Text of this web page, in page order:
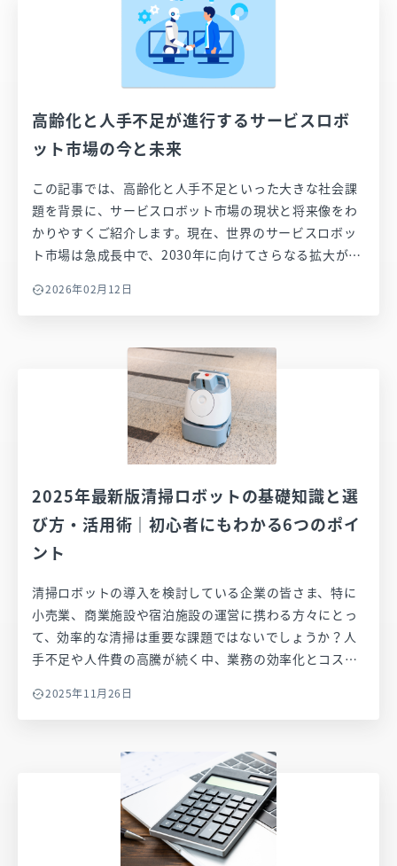
高齢化と人手不足が進行するサービスロボ
ット市場の今と未来
この記事では、高齢化と人手不足といった大きな社会課
題を背景に、サービスロボット市場の現状と将来像をわ
かりやすくご紹介します。現在、世界のサービスロボッ
ト市場は急成長中で、2030年に向けてさらなる拡大が見
どさまざまな分野で導入が進んでおり、2026年には一段
トの普及は、高齢化に伴う介護・医療分野や、人手不足
が深刻な飲食・商業・物流業界などで進んでいます。高
齢者の支援・ケアの分野では、移乗や排泄支援、アシス
トスーツなどへのニーズが高まっています。また商業・
サービス業では、配膳、案内、調理補助、清掃など業務
省力化のニーズが強く、一次産業分野ではドローンやデ
す。人手を補い、効率化と安全性を両立させる、まさに
いま必要とされる技術です。
2026年02月12日
2025年最新版清掃ロボットの基礎知識と選
び方・活用術｜初心者にもわかる6つのポイ
ント
清掃ロボットの導入を検討している企業の皆さま、特に
小売業、商業施設や宿泊施設の運営に携わる方々にとっ
て、効率的な清掃は重要な課題ではないでしょうか？人
手不足や人件費の高騰が続く中、業務の効率化とコスト
ています。この記事では、清掃ロボットの基礎知識から
進し、業務を改善できるのかを具体的なポイントを6つ
にまとめてご紹介します。清掃ロボットの選び方や導入
の際の注意点を知り、皆さまの参考にしていただければ
2025年11月26日